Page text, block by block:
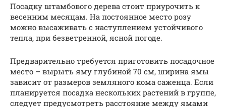
Посадку штамбового дерева стоит приурочить к
весенним месяцам. На постоянное место розу
можно высаживать с наступлением устойчивого
тепла, при безветренной, ясной погоде.
Предварительно требуется приготовить посадочное
место – вырыть яму глубиной 70 см, ширина ямы
зависит от размеров земляного кома саженца. Если
планируется посадка нескольких растений в группе,
следует предусмотреть расстояние между ямами